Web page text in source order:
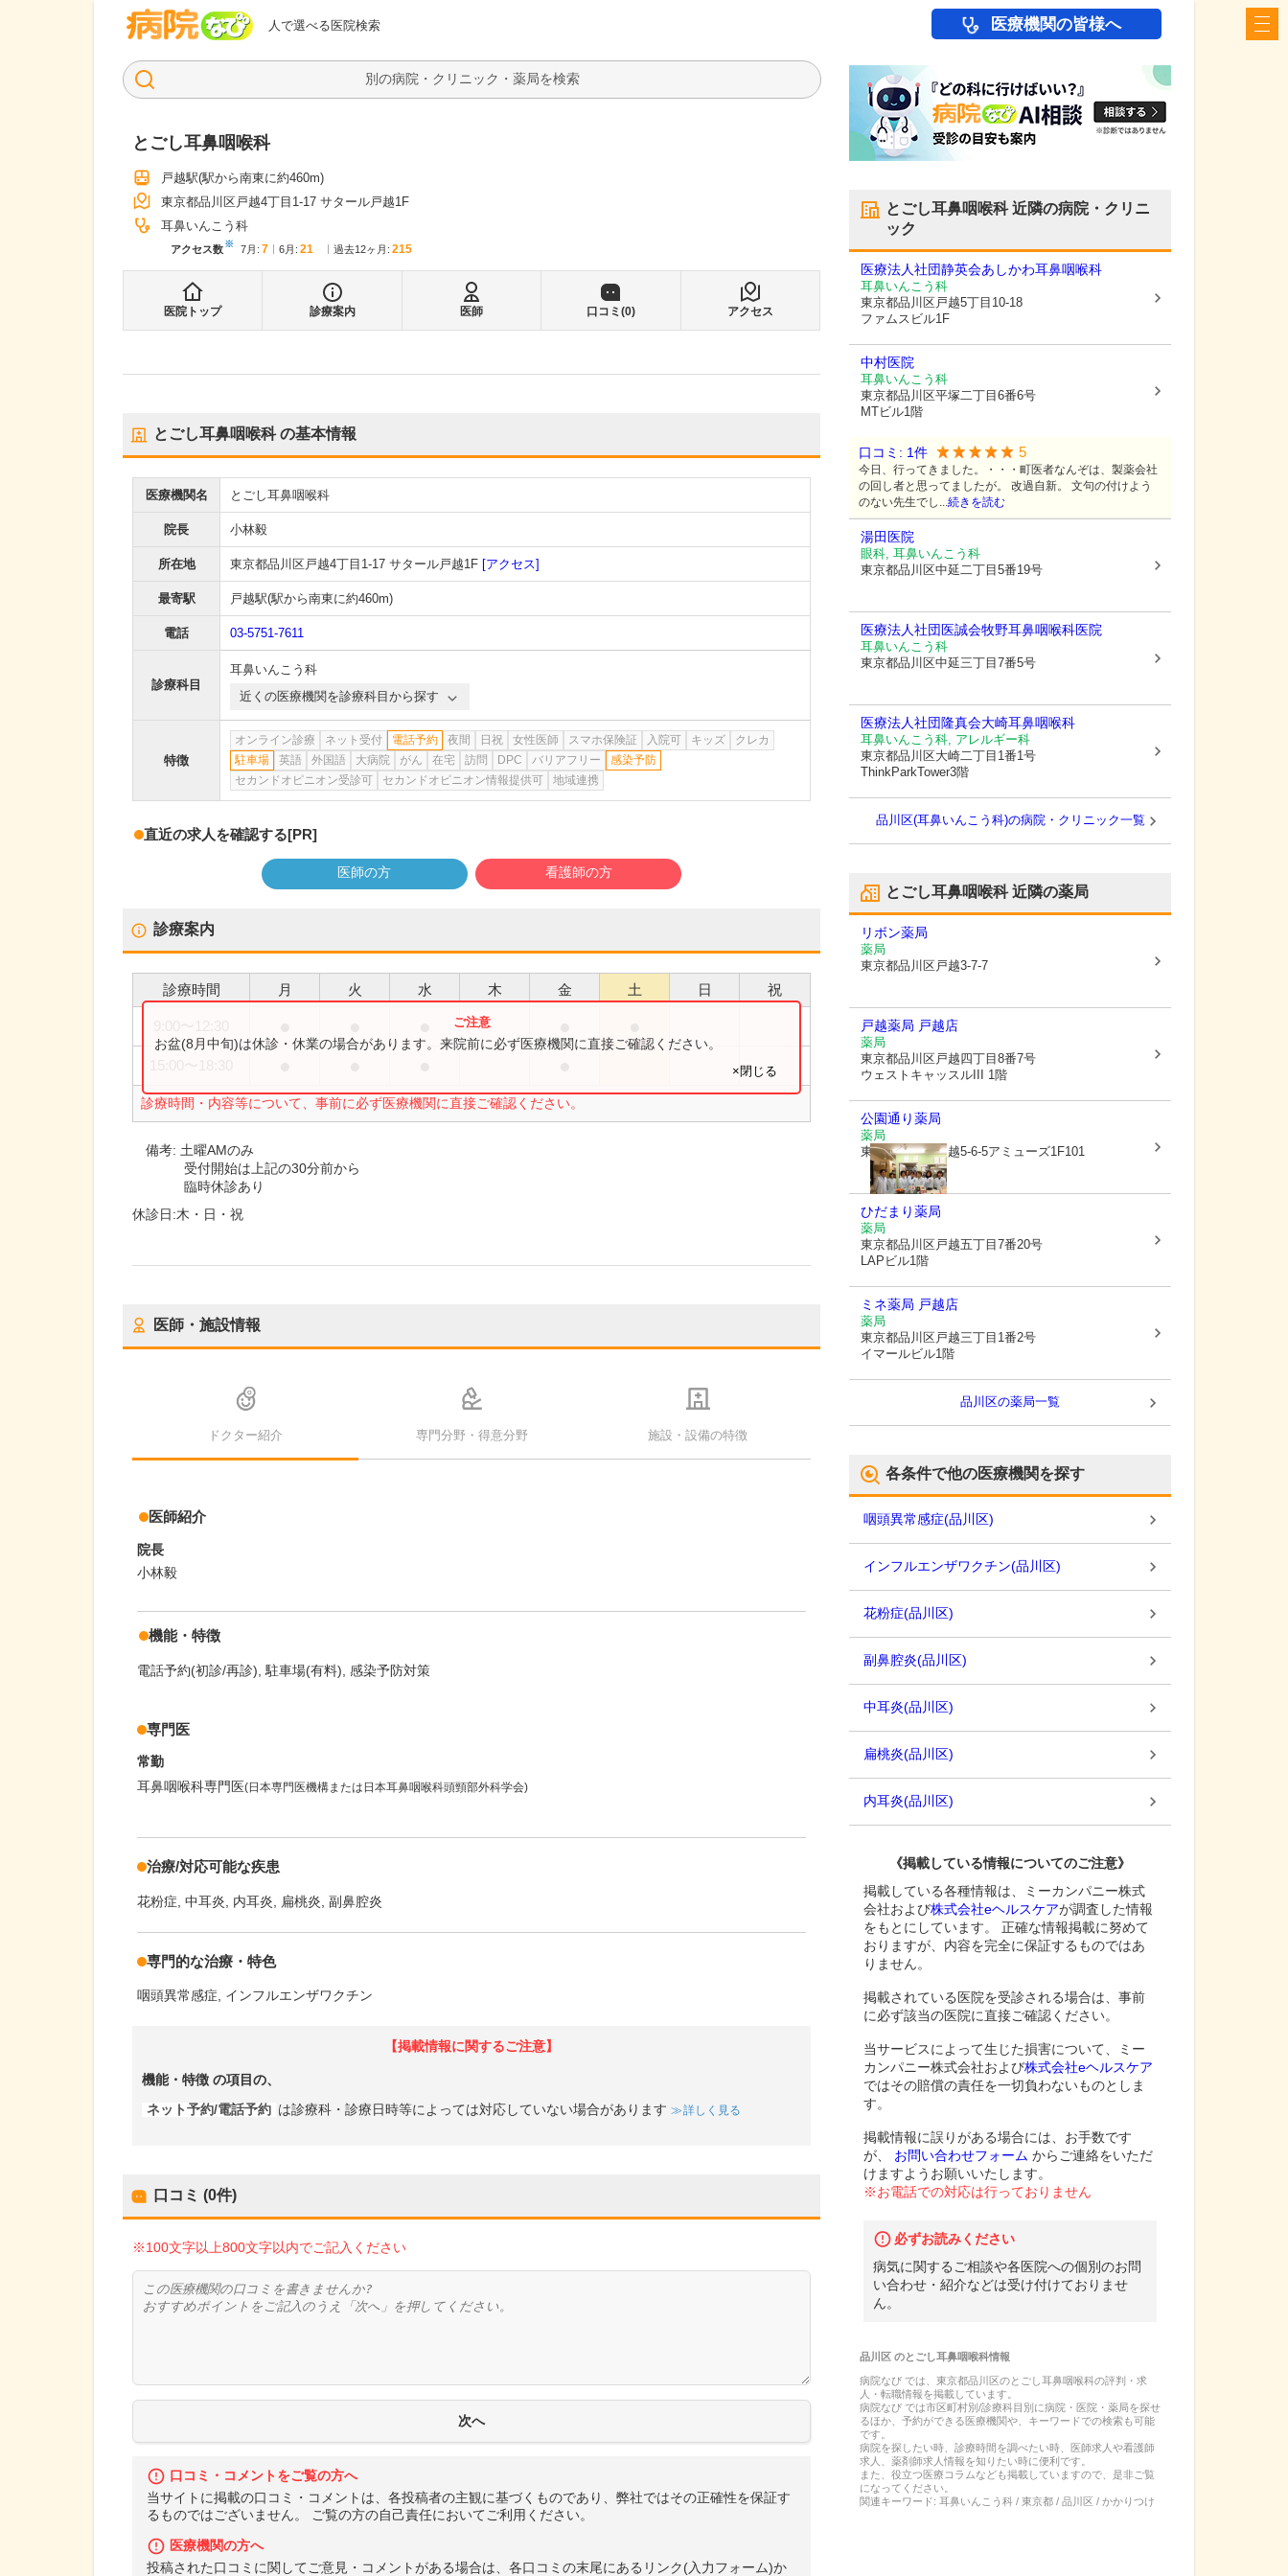
人で選べる医院検索
病院なび 医療機関の皆様へ
検索
とごし耳鼻咽喉科
戸越駅(駅から南東に約460m)
東京都品川区戸越4丁目1-17 サタール戸越1F
耳鼻いんこう科
アクセス数※ 7月 : 7 6月 : 21 過去12ヶ月: 215
医院トップ 診療案内 医師 口コミ(0) アクセス
とごし耳鼻咽喉科の基本情報
医療機関名 とごし耳鼻咽喉科
院長 小林毅
所在地 東京都品川区戸越4丁目1-17 サタール戸越1F [アクセス]
最寄駅 戸越駅(駅から南東に約460m)
電話 03-5751-7611
診療科目
耳鼻いんこう科
近くの医療機関を診療科目から探す
特徴
オンライン診療 ネット受付 電話予約 夜間 日祝 女性医師 スマホ保険証 入院可 キッズ
クレカ
駐車場
英語 外国語 大病院 がん 在宅 訪問 DPC バリアフリー
感染予防
セカンドオピニオン受診可
セカンドオピニオン情報提供可 地域連携
直近の求人を確認する[PR]
医師の方 看護師の方
診療案内
診療時間 月 火 水 木 金 土 日 祝
診療時間・内容等について、事前に必ず医療機関に直接ご確認ください。
お盆(8月中旬)は休診・休業の場合があります。来院前に必ず医療機関に直接ご確認ください。
×閉じる
備考: 土曜AMのみ
受付開始は上記の30分前から
臨時休診あり
休診日:木・日・祝
医師・施設情報
ドクター紹介 専門分野・得意分野 施設・設備の特徴
医師紹介
院長
小林毅
機能・特徴
電話予約(初診/再診) 駐車場(有料) 感染予防対策
専門医
常勤
耳鼻咽喉科専門医(日本専門医機構または日本耳鼻咽喉科頭頸部外科学会)
治療/対応可能な疾患
花粉症 中耳炎 内耳炎 扁桃炎 副鼻腔炎
専門的な治療・特色
咽頭異常感症 インフルエンザワクチン
【掲載情報に関するご注意】
機能・特徴 の項目の、
ネット予約/電話予約 は診療科・診療日時等によっては対応していない場合があります 詳しく見る
口コミ (0件)
※100文字以上800文字以内でご記入ください
口コミ・コメントをご覧の方へ
当サイトに掲載の口コミ・コメントは、各投稿者の主観に基づくものであり、弊社ではその正確性を保証す
るものではございません。 ご覧の方の自己責任においてご利用ください。
医療機関の方へ
投稿された口コミに関してご意見・コメントがある場合は、各口コミの末尾にあるリンク(入力フォーム)か
とごし耳鼻咽喉科近隣の病院・クリニ
ック
医療法人社団静英会あしかわ耳鼻咽喉科
耳鼻いんこう科
東京都品川区戸越5丁目10-18
ファムスビル1F
中村医院
耳鼻いんこう科
東京都品川区平塚二丁目6番6号
MTビル1階
口コミ: 1件 5
今日、行ってきました。・・・町医者なんぞは、製薬会社
の回し者と思ってましたが。 改過自新。 文句の付けよう
のない先生でし...続きを読む
湯田医院
眼科, 耳鼻いんこう科
東京都品川区中延二丁目5番19号
医療法人社団医誠会牧野耳鼻咽喉科医院
耳鼻いんこう科
東京都品川区中延三丁目7番5号
医療法人社団隆真会大崎耳鼻咽喉科
耳鼻いんこう科, アレルギー科
東京都品川区大崎二丁目1番1号
ThinkParkTower3階
品川区(耳鼻いんこう科)の病院・クリニック一覧
とごし耳鼻咽喉科近隣の薬局
リボン薬局
薬局
東京都品川区戸越3-7-7
戸越薬局 戸越店
薬局
東京都品川区戸越四丁目8番7号
ウェストキャッスルIII 1階
公園通り薬局
薬局
東京都品川区戸越5-6-5アミューズ1F101
ひだまり薬局
薬局
東京都品川区戸越五丁目7番20号
LAPビル1階
ミネ薬局 戸越店
薬局
東京都品川区戸越三丁目1番2号
イマールビル1階
品川区の薬局一覧
各条件で他の医療機関を探す
咽頭異常感症(品川区)
インフルエンザワクチン(品川区)
花粉症(品川区)
副鼻腔炎(品川区)
中耳炎(品川区)
扁桃炎(品川区)
内耳炎(品川区)
《掲載している情報についてのご注意》
掲載している各種情報は、ミーカンパニー株式
会社および株式会社eヘルスケアが調査した情報
をもとにしています。 正確な情報掲載に努めて
おりますが、内容を完全に保証するものではあ
りません。
掲載されている医院を受診される場合は、事前
に必ず該当の医院に直接ご確認ください。
当サービスによって生じた損害について、ミー
カンパニー株式会社および株式会社eヘルスケア
ではその賠償の責任を一切負わないものとしま
す。
掲載情報に誤りがある場合には、お手数です
が、
お問い合わせフォーム からご連絡をいただ
けますようお願いいたします。
※お電話での対応は行っておりません
必ずお読みください
病気に関するご相談や各医院への個別のお問
い合わせ・紹介などは受け付けておりませ
ん。
品川区のとごし耳鼻咽喉科情報
病院なび では、 東京都品川区のとごし耳鼻咽喉科の評判・求
人・転職情報を掲載しています。
病院なび では市区町村別/診療科目別に病院・医院・薬局を探せ
るほか、予約ができる医療機関や、キーワードでの検索も可能
です。
病院を探したい時、診療時間を調べたい時、医師求人や看護師
求人、薬剤師求人情報を知りたい時に便利です。
また、役立つ医療コラムなども掲載していますので、是非ご覧
になってください。
関連キーワード: 耳鼻いんこう科 / 東京都 / 品川区 / かかりつけ